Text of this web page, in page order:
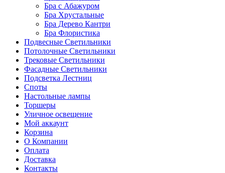
Бра с Абажуром
Бра Хрустальные
Бра Дерево Кантри
Бра Флористика
Подвесные Светильники
Потолочные Светильники
Трековые Светильники
Фасадные Светильники
Подсветка Лестниц
Споты
Настольные лампы
Торшеры
Уличное освещение
Мой аккаунт
Корзина
О Компании
Оплата
Доставка
Контакты